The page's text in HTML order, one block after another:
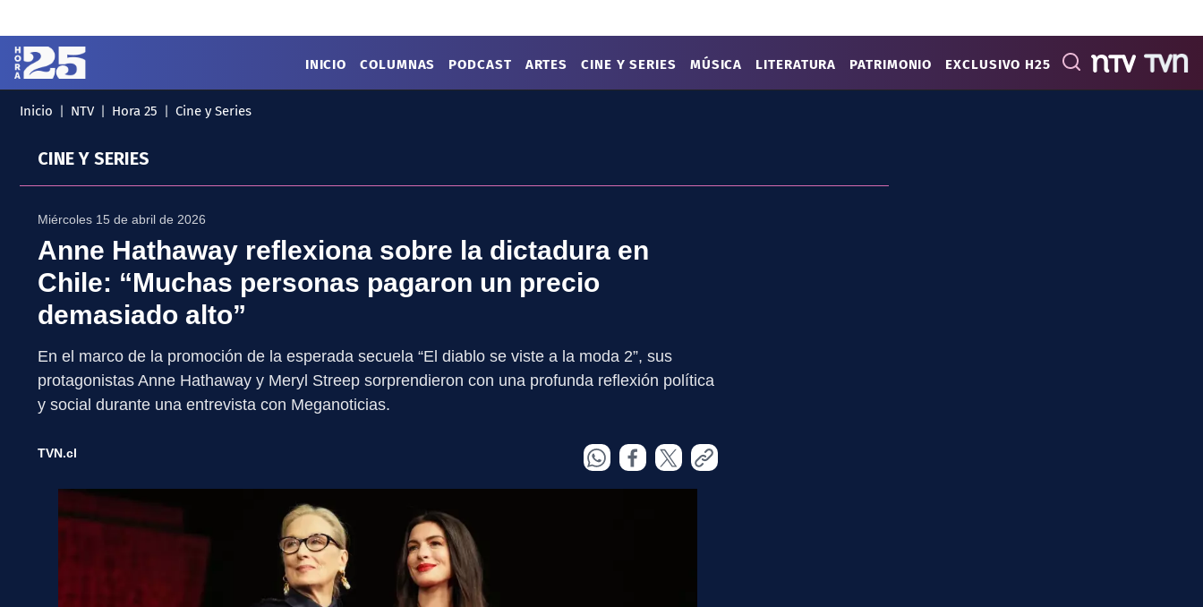
INICIO COLUMNAS PODCAST ARTES CINE Y SERIES MÚSICA LITERATURA PATRIMONIO EXCLUSIVO H25
MENÚ ✕
INICIO
COLUMNAS
Podcast
Cine y Series
Música
Literatura
Patrimonio
EXCLUSIVO H25
Inicio NTV Hora 25 Cine y Series
CINE Y SERIES
Miércoles 15 de abril de 2026
Anne Hathaway reflexiona sobre la dictadura en
Chile: “Muchas personas pagaron un precio
demasiado alto”
En el marco de la promoción de la esperada secuela “El diablo se viste a la moda 2”, sus
protagonistas Anne Hathaway y Meryl Streep sorprendieron con una profunda reflexión política
y social durante una entrevista con Meganoticias.
TVN.cl